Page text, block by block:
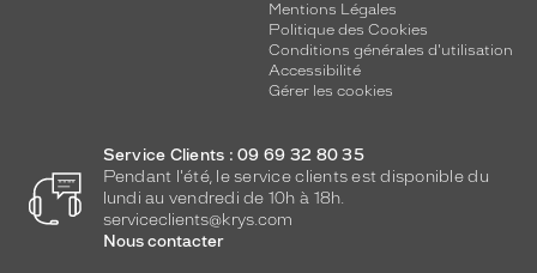
Mentions Légales
Politique des Cookies
Conditions générales d'utilisation
Accessibilité
Gérer les cookies
Service Clients : 09 69 32 80 35
Pendant l'été, le service clients est disponible du
lundi au vendredi de 10h à 18h.
serviceclients@krys.com
Nous contacter